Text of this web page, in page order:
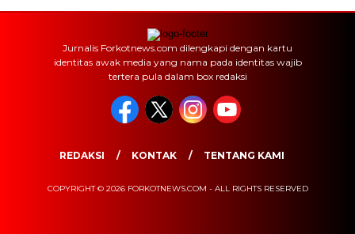
Jurnalis Forkotnews.com dilengkapi dengan kartu
identitas awak media yang nama pada identitas wajib
tertera pula dalam box redaksi
REDAKSI KONTAK TENTANG KAMI
COPYRIGHT © 2026 FORKOTNEWS.COM - ALL RIGHTS RESERVED